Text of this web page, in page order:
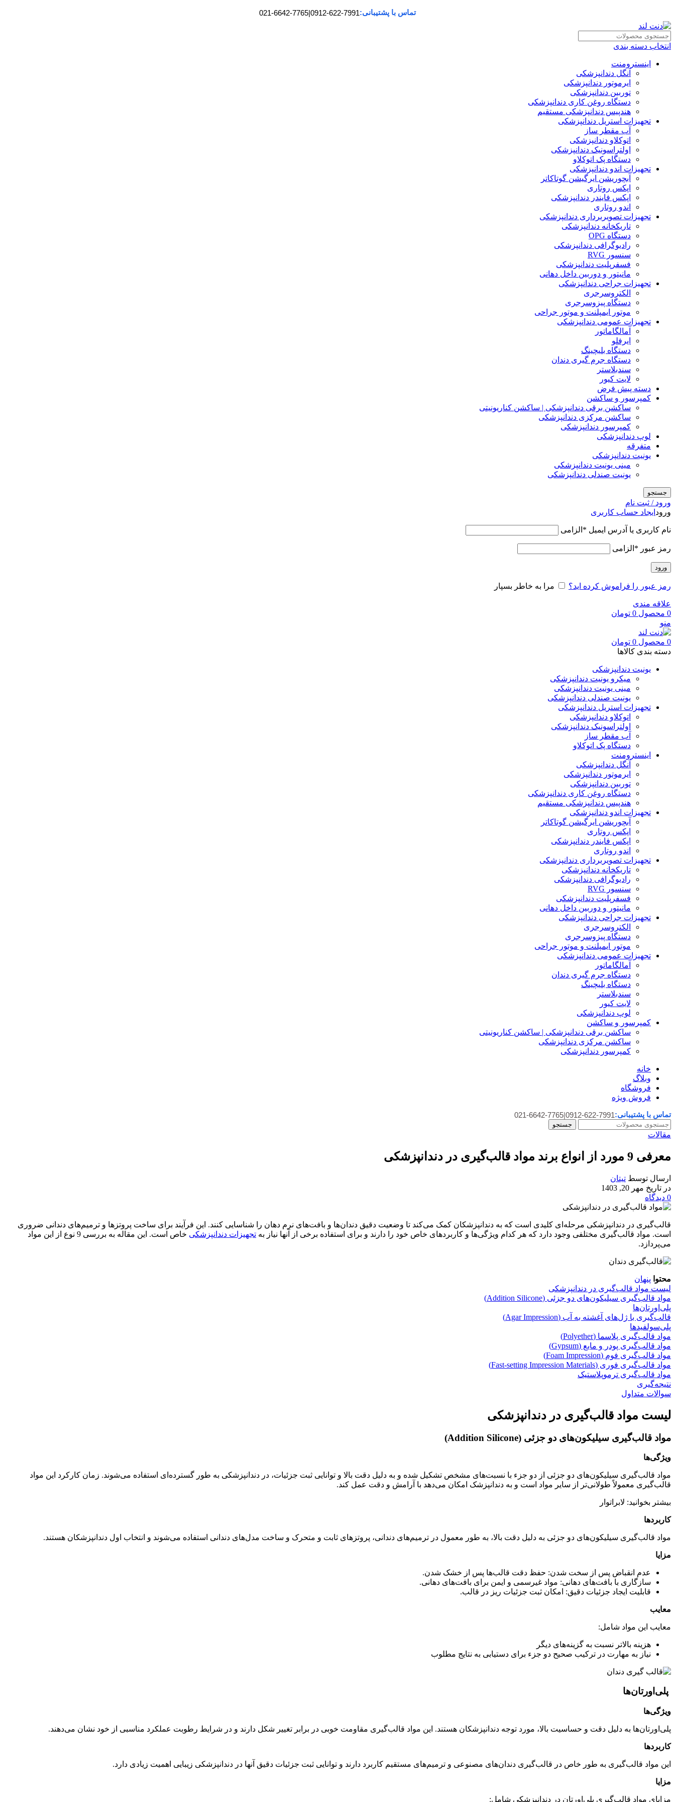
تماس با پشتیبانی:0912-622-7991
|
021-6642-7765
انتخاب دسته بندی
اینسترومنت
آنگل دندانپزشکی
ایرموتور دندانپزشکی
توربین دندانپزشکی
دستگاه روغن کاری دندانپزشکی
هندپیس دندانپزشکی مستقیم
تجهیزات استریل دندانپزشکی
آب مقطر ساز
اتوکلاو دندانپزشکی
اولتراسونیک دندانپزشکی
دستگاه پک اتوکلاو
تجهیزات اندو دندانپزشکی
آبچوریشن ایرگیشن گوتاکاتر
اپکس روتاری
اپکس فایندر دندانپزشکی
اندو روتاری
تجهیزات تصویربرداری دندانپزشکی
تاریکخانه دندانپزشکی
دستگاه OPG
رادیوگرافی دندانپزشکی
سنسور RVG
فسفرپلیت دندانپزشکی
مانیتور و دوربین داخل دهانی
تجهیزات جراحی دندانپزشکی
الکتروسرجری
دستگاه پیزوسرجری
موتور ایمپلنت و موتور جراحی
تجهیزات عمومی دندانپزشکی
آمالگاماتور
ایرفلو
دستگاه بلیچینگ
دستگاه جرم گیری دندان
سندبلاستر
لایت کیور
دسته پیش فرض
کمپرسور و ساکشن
ساکشن برقی دندانپزشکی | ساکشن کناریونیتی
ساکشن مرکزی دندانپزشکی
کمپرسور دندانپزشکی
لوپ دندانپزشکی
متفرقه
یونیت دندانپزشکی
مینی یونیت دندانپزشکی
یونیت صندلی دندانپزشکی
جستجو
ورود / ثبت نام
ورود ایجاد حساب کاربری
نام کاربری یا آدرس ایمیل * الزامی
رمز عبور * الزامی
ورود
رمز عبور را فراموش کرده اید؟ مرا به خاطر بسپار
علاقه مندی
0 محصول 0 تومان
منو
0 محصول 0 تومان
دسته بندی کالاها
یونیت دندانپزشکی
میکرو یونیت دندانپزشکی
مینی یونیت دندانپزشکی
یونیت صندلی دندانپزشکی
تجهیزات استریل دندانپزشکی
اتوکلاو دندانپزشکی
اولتراسونیک دندانپزشکی
آب مقطر ساز
دستگاه پک اتوکلاو
اینسترومنت
آنگل دندانپزشکی
ایرموتور دندانپزشکی
توربین دندانپزشکی
دستگاه روغن کاری دندانپزشکی
هندپیس دندانپزشکی مستقیم
تجهیزات اندو دندانپزشکی
آبچوریشن ایرگیشن گوتاکاتر
اپکس روتاری
اپکس فایندر دندانپزشکی
اندو روتاری
تجهیزات تصویربرداری دندانپزشکی
تاریکخانه دندانپزشکی
رادیوگرافی دندانپزشکی
سنسور RVG
فسفرپلیت دندانپزشکی
مانیتور و دوربین داخل دهانی
تجهیزات جراحی دندانپزشکی
الکتروسرجری
دستگاه پیزوسرجری
موتور ایمپلنت و موتور جراحی
تجهیزات عمومی دندانپزشکی
آمالگاماتور
دستگاه جرم گیری دندان
دستگاه بلیچینگ
سندبلاستر
لایت کیور
لوپ دندانپزشکی
کمپرسور و ساکشن
ساکشن برقی دندانپزشکی | ساکشن کناریونیتی
ساکشن مرکزی دندانپزشکی
کمپرسور دندانپزشکی
خانه
وبلاگ
فروشگاه
فروش ویژه
تماس با پشتیبانی:0912-622-7991
|
021-6642-7765
جستجو
مقالات
معرفی 9 مورد از انواع برند مواد قالب‌گیری در دندانپزشکی
ارسال توسط تیتان
در تاریخ مهر 20, 1403
0 دیدگاه
قالب‌گیری در دندانپزشکی مرحله‌ای کلیدی است که به دندانپزشکان کمک می‌کند تا وضعیت دقیق دندان‌ها و بافت‌های نرم دهان را شناسایی کنند. این فرآیند برای ساخت پروتزها و ترمیم‌های دندانی ضروری
است. مواد قالب‌گیری مختلفی وجود دارد که هر کدام ویژگی‌ها و کاربردهای خاص خود را دارند و برای استفاده برخی از آنها نیاز به تجهیزات دندانپزشکی خاص است. این مقاله به بررسی 9 نوع از این مواد
می‌پردازد.
محتوا پنهان
لیست مواد قالب‌گیری در دندانپزشکی
مواد قالب‌گیری سیلیکون‌های دو جزئی (Addition Silicone)
پلی‌اورتان‌ها
قالب‌گیری با ژل‌های آغشته به آب (Agar Impression)
پلی‌سولفیدها
مواد قالب‌گیری پلاسما (Polyether)
مواد قالب‌گیری پودر و مایع (Gypsum)
مواد قالب‌گیری فوم (Foam Impression)
مواد قالب‌گیری فوری (Fast-setting Impression Materials)
مواد قالب‌گیری ترموپلاستیک
نتیجه‌گیری
سوالات متداول
لیست مواد قالب‌گیری در دندانپزشکی
مواد قالب‌گیری سیلیکون‌های دو جزئی (Addition Silicone)
ویژگی‌ها
مواد قالب‌گیری سیلیکون‌های دو جزئی از دو جزء با نسبت‌های مشخص تشکیل شده و به دلیل دقت بالا و توانایی ثبت جزئیات، در دندانپزشکی به طور گسترده‌ای استفاده می‌شوند. زمان کارکرد این مواد
قالب‌گیری معمولاً طولانی‌تر از سایر مواد است و به دندانپزشک امکان می‌دهد با آرامش و دقت عمل کند.
بیشتر بخوانید: لابراتوار
کاربردها
مواد قالب‌گیری سیلیکون‌های دو جزئی به دلیل دقت بالا، به طور معمول در ترمیم‌های دندانی، پروتزهای ثابت و متحرک و ساخت مدل‌های دندانی استفاده می‌شوند و انتخاب اول دندانپزشکان هستند.
مزایا
عدم انقباض پس از سخت شدن: حفظ دقت قالب‌ها پس از خشک شدن.
سازگاری با بافت‌های دهانی: مواد غیرسمی و ایمن برای بافت‌های دهانی.
قابلیت ایجاد جزئیات دقیق: امکان ثبت جزئیات ریز در قالب.
معایب
معایب این مواد شامل:
هزینه بالاتر نسبت به گزینه‌های دیگر
نیاز به مهارت در ترکیب صحیح دو جزء برای دستیابی به نتایج مطلوب
پلی‌اورتان‌ها
ویژگی‌ها
پلی‌اورتان‌ها به دلیل دقت و حساسیت بالا، مورد توجه دندانپزشکان هستند. این مواد قالب‌گیری مقاومت خوبی در برابر تغییر شکل دارند و در شرایط رطوبت عملکرد مناسبی از خود نشان می‌دهند.
کاربردها
این مواد قالب‌گیری به طور خاص در قالب‌گیری دندان‌های مصنوعی و ترمیم‌های مستقیم کاربرد دارند و توانایی ثبت جزئیات دقیق آنها در دندانپزشکی زیبایی اهمیت زیادی دارد.
مزایا
مزایای مواد قالب‌گیری پلی‌اورتان‌ در دندانپزشکی شامل: